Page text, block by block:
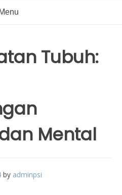
Menu
Tubuh:
Mental
by adminpsi